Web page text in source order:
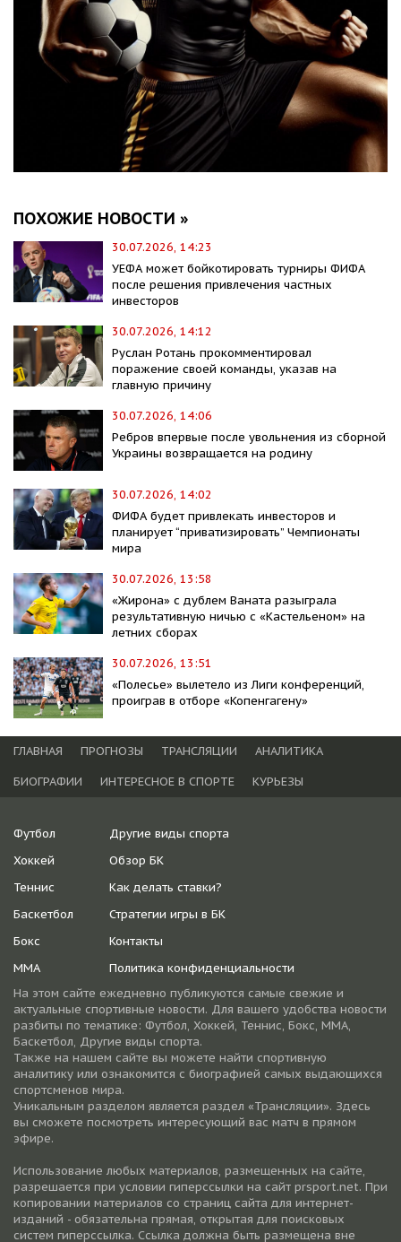
ПОХОЖИЕ НОВОСТИ »
30.07.2026, 14:23
УЕФА может бойкотировать турниры ФИФА
после решения привлечения частных
инвесторов
30.07.2026, 14:12
Руслан Ротань прокомментировал
поражение своей команды, указав на
главную причину
30.07.2026, 14:06
Ребров впервые после увольнения из сборной
Украины возвращается на родину
30.07.2026, 14:02
ФИФА будет привлекать инвесторов и
планирует “приватизировать” Чемпионаты
мира
30.07.2026, 13:58
«Жирона» с дублем Ваната разыграла
результативную ничью с «Кастельеном» на
летних сборах
30.07.2026, 13:51
«Полесье» вылетело из Лиги конференций,
проиграв в отборе «Копенгагену»
ГЛАВНАЯ ПРОГНОЗЫ ТРАНСЛЯЦИИ
АНАЛИТИКА
БИОГРАФИИ
ИНТЕРЕСНОЕ В СПОРТЕ КУРЬЕЗЫ
Футбол
Хоккей
Теннис
Баскетбол
Бокс
ММА
Другие виды спорта
Обзор БК
Как делать ставки?
Стратегии игры в БК
Контакты
Политика конфиденциальности
На этом сайте ежедневно публикуются самые свежие и
актуальные спортивные новости. Для вашего удобства новости
разбиты по тематике: Футбол, Хоккей, Теннис, Бокс, ММА,
Баскетбол, Другие виды спорта.
Также на нашем сайте вы можете найти спортивную
аналитику или ознакомится с биографией самых выдающихся
спортсменов мира.
Уникальным разделом является раздел «Трансляции». Здесь
вы сможете посмотреть интересующий вас матч в прямом
эфире.
Использование любых материалов, размещенных на сайте,
разрешается при условии гиперссылки на cайт prsport.net. При
копировании материалов со страниц сайта для интернет-
изданий - обязательна прямая, открытая для поисковых
систем гиперссылка. Ссылка должна быть размещена вне